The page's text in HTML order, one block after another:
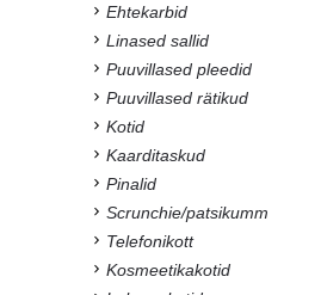
Ehtekarbid
Linased sallid
Puuvillased pleedid
Puuvillased rätikud
Kotid
Kaarditaskud
Pinalid
Scrunchie/patsikumm
Telefonikott
Kosmeetikakotid